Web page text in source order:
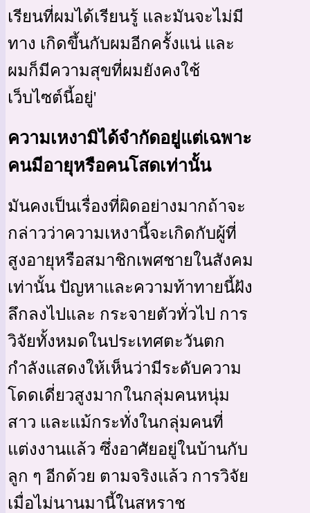
เรียนที่ผมได้เรียนรู้ และมันจะไม่มี
ทาง เกิดขึ้นกับผมอีกครั้งแน่ และ
ผมก็มีความสุขที่ผมยังคงใช้
เว็บไซต์นี้อยู่'
ความเหงามิได้จำกัดอยู่แต่เฉพาะ
คนมีอายุหรือคนโสดเท่านั้น
มันคงเป็นเรื่องที่ผิดอย่างมากถ้าจะ
กล่าวว่าความเหงานี้จะเกิดกับผู้ที่
สูงอายุหรือสมาชิกเพศชายในสังคม
เท่านั้น ปัญหาและความท้าทายนี้ฝัง
ลึกลงไปและ กระจายตัวทั่วไป การ
วิจัยทั้งหมดในประเทศตะวันตก
กำลังแสดงให้เห็นว่ามีระดับความ
โดดเดี่ยวสูงมากในกลุ่มคนหนุ่ม
สาว และแม้กระทั่งในกลุ่มคนที่
แต่งงานแล้ว ซึ่งอาศัยอยู่ในบ้านกับ
ลูก ๆ อีกด้วย ตามจริงแล้ว การวิจัย
เมื่อไม่นานมานี้ในสหราช